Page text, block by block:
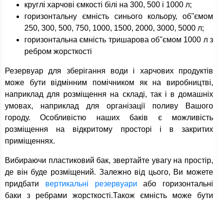
круглі харчові ємкості білі на 300, 500 і 1000 л;
горизонтальну ємність синього кольору, об''ємом
250, 300, 500, 750, 1000, 1500, 2000, 3000, 5000 л;
горизонтальна ємність тришарова об''ємом 1000 л з
ребром жорсткості
Резервуар для зберігання води і харчових продуктів
може бути відмінним помічником як на виробництві,
наприклад для розміщення на складі, так і в домашніх
умовах, наприклад для організації поливу Вашого
городу. Особливістю наших баків є можливість
розміщення на відкритому просторі і в закритих
приміщеннях.
Вибираючи пластиковий бак, звертайте увагу на простір,
де він буде розміщений. Залежно від цього, Ви можете
придбати вертикальні резервуари або горизонтальні
баки з ребрами жорсткості.Також ємність може бути